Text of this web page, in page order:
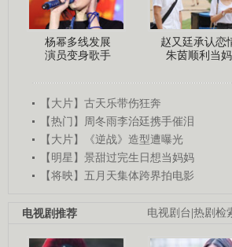
杨幂多线发展
演员变身歌手
赵又廷承认恋
朱茵顺利当妈
【大片】古天乐带伤狂奔
【热门】周冬雨李治廷携手催泪
【大片】《逆战》造型遭曝光
【明星】景甜过完生日想当妈妈
【将映】五月天集体跨界拍电影
电视剧台|热剧检
电视剧推荐